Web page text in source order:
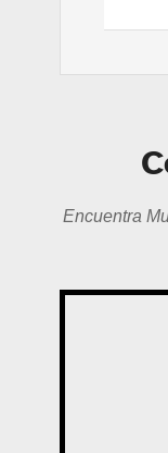
Encuentra